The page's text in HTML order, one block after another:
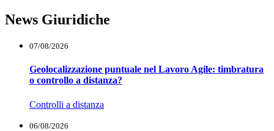
News Giuridiche
07/08/2026
Geolocalizzazione puntuale nel Lavoro Agile: timbratura
o controllo a distanza?
Controlli a distanza
06/08/2026